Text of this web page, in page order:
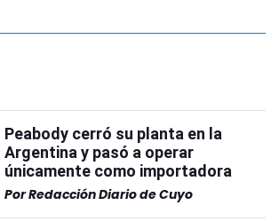
Peabody cerró su planta en la
Argentina y pasó a operar
únicamente como importadora
PorRedacción Diario de Cuyo